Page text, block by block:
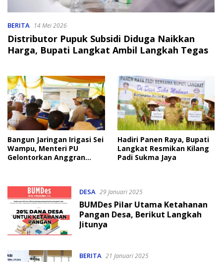
BERITA 14 Mei 2026
Distributor Pupuk Subsidi Diduga Naikkan
Harga, Bupati Langkat Ambil Langkah Tegas
Bangun Jaringan Irigasi Sei
Wampu, Menteri PU
Gelontorkan Anggran
Hadiri Panen Raya, Bupati
Langkat Resmikan Kilang
Padi Sukma Jaya
DESA 29 Januari 2025
BUMDes Pilar Utama Ketahanan
Pangan Desa, Berikut Langkah
Jitunya
BERITA 21 Januari 2025